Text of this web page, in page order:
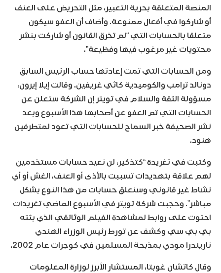
المنصة المتعلقة بحرية التعبير، مثل التحريض على العنف
أو شاركوا في أفعال ممنوعة. وأضاف أن العفو سيكون
متعلقا بالحسابات التي “لم تخرق القانون أو شاركت بنشر
محتويات غير مرغوب فيها وفظيعة”.
ومن الحسابات التي تمت إعادتها حساب الرئيس السابق
دونالد ترامب والكوميدية كاثي غريفين. وقالت إيلا إيرون،
مسؤولة الثقة والسلام في تويتر إن الشركة ستعلن عن
الحسابات التي تم العفو عن أصحابها هذا الأسبوع وبعد
نشر الصحيفة خبر السماح للحسابات التي تعود لمتطرفين
هنود.
وكتبت في تغريدة “كتذكير، لن نعيد حسابات مستخدمين
لهم علاقة بتهديدات تسببت بالأذى أو العنف، الغش أو أي
نشاط غير قانوني وسنعلق حسابات من هذا النوع بشكل
مباشر”. وحجبت شركة تويتر في الأسبوع الماضي تغريدات
احتوت على روابط لمشاهدة الفيلم الوثائقي الذي بثته
بي بي سي وكشف عن تورط رئيس الوزراء الهندي
ناريندرا مودي بمذبحة المسلمين في كوجرات عام 2002.
وقال كاتشان غوبتا، المستشار الأبرز لوزارة المعلومات